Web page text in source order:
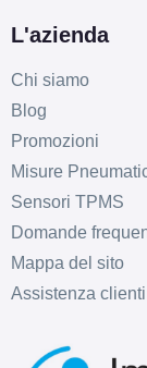
L'azienda
Chi siamo
Blog
Promozioni
Misure
Sensori TPMS
Domande
Mappa del sito
Assistenza clienti